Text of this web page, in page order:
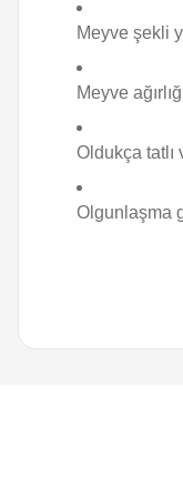
Meyve şekli
Meyve
Oldukça tatlı
Olgunlaşma